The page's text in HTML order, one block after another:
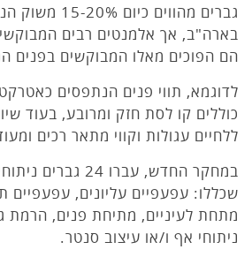
גברים מהווים
בארה"ב, אך אלמנטים רבים
הם הפוכים מאלו המבוקשים בפנים
לדוגמא, תווי פנים הנתפסים
כוללים קו לסת חזק ומרובע, בעוד
ללחיים עגולות וקווי מתאר רכים
במחקר החדש, עברו
שכללו: עפעפיים עליונים, עפעפיים
מתחת לעיניים, מתיחת פנים, הרמת
ניתוחי אף ו/או עיצוב סנטר.